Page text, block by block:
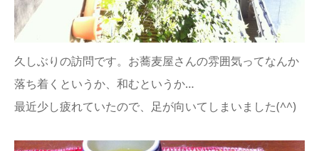
久しぶりの訪問です。お蕎麦屋さんの雰囲気ってなんか
落ち着くというか、和むというか…
最近少し疲れていたので、足が向いてしまいました(^^)